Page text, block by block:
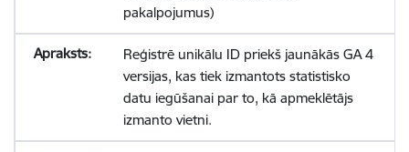
pakalpojumus)
Reģistrē unikālu ID priekš jaunākās GA 4
versijas, kas tiek izmantots statistisko
datu iegūšanai par to, kā apmeklētājs
izmanto vietni.